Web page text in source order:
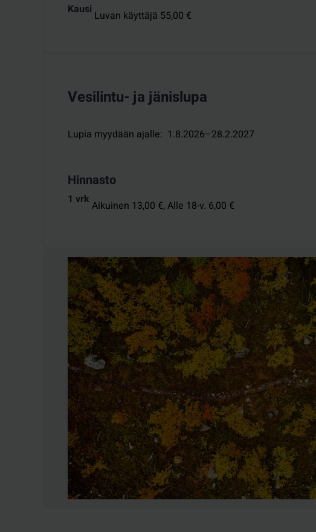
Kausi Luvan käyttäjä 55,00 €
Vesilintu- ja jänislupa
Lupia myydään ajalle: 1.8.2026–28.2.2027
Hinnasto
1 vrk Aikuinen 13,00 €,Alle 18-v. 6,00 €